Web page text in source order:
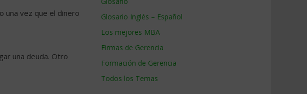
una vez que el dinero
una deuda. Otro
Glosario Inglés – Español
Los mejores MBA
Firmas de Gerencia
Formación de Gerencia
Todos los Temas